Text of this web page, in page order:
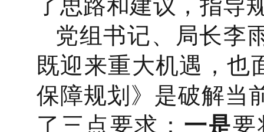
党组书记、局长李
既迎来重大机遇，也
保障规划》是破解当
了三点要求： 一是要